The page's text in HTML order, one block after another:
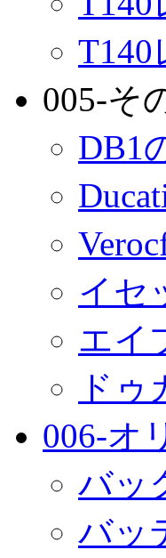
T140
005-そ
DB1
イセ
エイ
ド
006-オ
バッ
バッ